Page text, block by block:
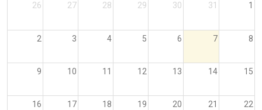
26
27 28 29 30 31 1
2 3 4 5 6 7 8
9 10 11 12 13 14 15
16 17 18 19 20 21 22